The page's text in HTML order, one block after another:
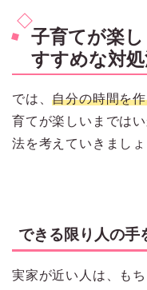
子育てが楽
すすめな対
では、自分の時間を
育てが楽しいまでは
法を考えていきましょ
できる限り人の手
実家が近い人は、も